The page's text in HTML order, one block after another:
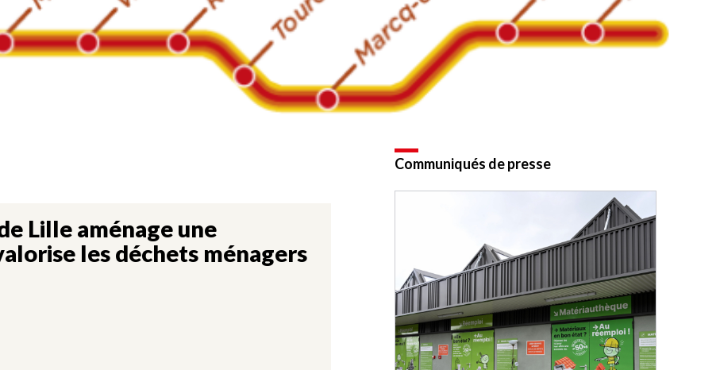
Lille aménage une
les déchets ménagers
Communiqués de presse